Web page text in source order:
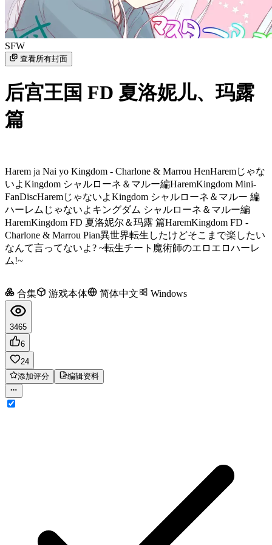
SFW
查看所有封面
后宫王国 FD 夏洛妮儿、玛露
篇
Harem ja Nai yo Kingdom - Charlone & Marrou HenHaremじゃな
いよKingdom シャルローネ＆マルー編HaremKingdom Mini-
FanDiscHaremじゃないよKingdom シャルローネ＆マルー 編
ハーレムじゃないよキングダム シャルローネ＆マルー編
HaremKingdom FD 夏洛妮尔＆玛露 篇HaremKingdom FD -
Charlone & Marrou Pian異世界転生したけどそこまで楽したい
なんて言ってないよ? ~転生チート魔術師のエロエロハーレ
ム!~
合集 游戏本体 简体中文 Windows
3465
6
24
添加评分
编辑资料